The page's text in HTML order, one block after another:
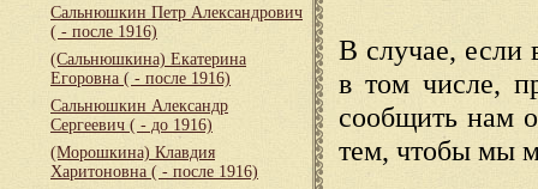
Сальнюшкин Петр Александрович
( - после 1916)
(Сальнюшкина) Екатерина
Егоровна ( - после 1916)
Сальнюшкин Александр
Сергеевич ( - до 1916)
(Морошкина) Клавдия
Харитоновна ( - после 1916)
В случае, если
в том числе,
сообщить нам
тем, чтобы мы